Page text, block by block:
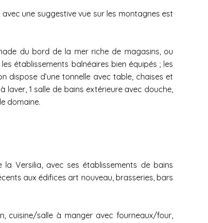
une suggestive vue sur les montagnes est
du bord de la mer riche de magasins, ou
établissements balnéaires bien équipés ; les
dispose d’une tonnelle avec table, chaises et
1 salle de bains extérieure avec douche,
domaine.
Versilia, avec ses établissements de bains
aux édifices art nouveau, brasseries, bars
cuisine/salle à manger avec fourneaux/four,